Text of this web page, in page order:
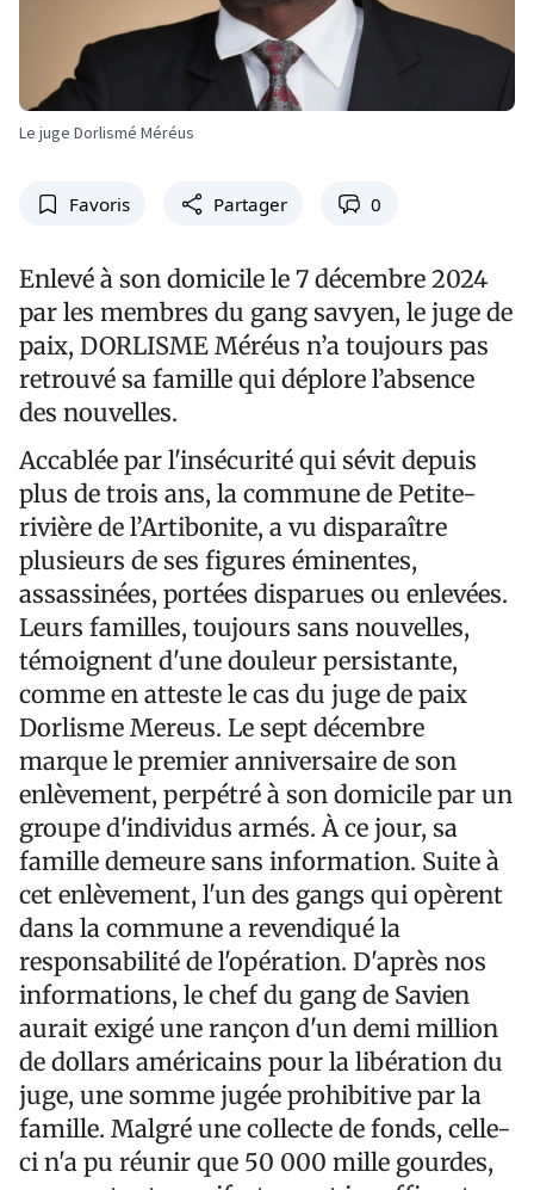
Le juge Dorlismé Méréus
Favoris Partager 0
Enlevé à son domicile le 7 décembre 2024
par les membres du gang savyen, le juge de
paix, DORLISME Méréus n’a toujours pas
retrouvé sa famille qui déplore l’absence
des nouvelles.
Accablée par l'insécurité qui sévit depuis
plus de trois ans, la commune de Petite-
rivière de l’Artibonite, a vu disparaître
plusieurs de ses figures éminentes,
assassinées, portées disparues ou enlevées.
Leurs familles, toujours sans nouvelles,
témoignent d'une douleur persistante,
comme en atteste le cas du juge de paix
Dorlisme Mereus. Le sept décembre
marque le premier anniversaire de son
enlèvement, perpétré à son domicile par un
groupe d'individus armés. À ce jour, sa
famille demeure sans information. Suite à
cet enlèvement, l'un des gangs qui opèrent
dans la commune a revendiqué la
responsabilité de l'opération. D'après nos
informations, le chef du gang de Savien
aurait exigé une rançon d'un demi million
de dollars américains pour la libération du
juge, une somme jugée prohibitive par la
famille. Malgré une collecte de fonds, celle-
ci n'a pu réunir que 50 000 mille gourdes,